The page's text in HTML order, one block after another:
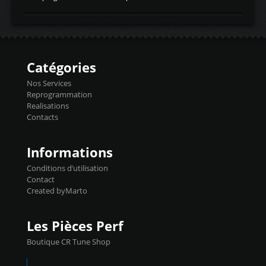
d'admissiontemp ex. pour atmo -30- 80°C
temperaturetemperature ldr moteurtemp
Injecteurs + Flashpro 1370€ TTC Le
précise et performante. Vous pourrez
basculer de la carto sans plomb à Ethanol à
l'aide du flashpro OPTION ECONOMIQUES
Reprog SP 98 sur le calculateur d'origine
450€ TTC Un gain d'environ 10cv et 15nm
Catégories
Nos Services
Reprogrammation
Realisations
Contacts
Informations
Conditions d’utilisation
Contact
Created byMarto
Les Pièces Perf
Boutique CR Tune Shop